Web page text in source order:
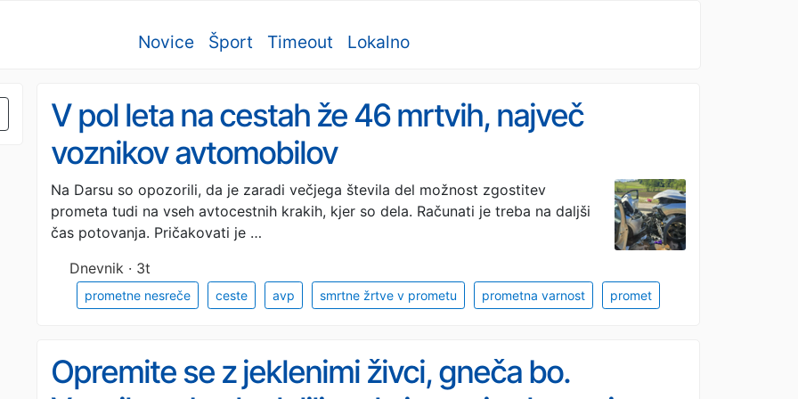
Novice Šport Timeout Lokalno
V pol leta na cestah že 46 mrtvih, največ
voznikov avtomobilov
Na Darsu so opozorili, da je zaradi večjega števila del možnost zgostitev
prometa tudi na vseh avtocestnih krakih, kjer so dela. Računati je treba na daljši
čas potovanja. Pričakovati je …
Dnevnik · 3t
prometne nesreče ceste avp smrtne žrtve v prometu prometna varnost promet
Opremite se z jeklenimi živci, gneča bo.